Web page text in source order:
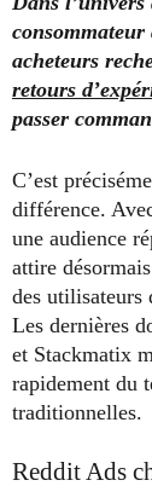
consommateur
acheteurs
retours
passer
C’est
différence.
une audience
attire
des utilisateurs
Les dernières
et Stackmatix
rapidement du
traditionnelles.
Reddit Ads